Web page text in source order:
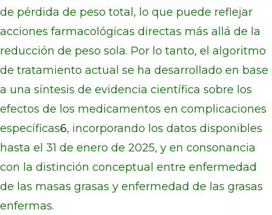
de pérdida de peso total, lo que puede reflejar
acciones farmacológicas directas más allá de la
reducción de peso sola. Por lo tanto, el algoritmo
de tratamiento actual se ha desarrollado en base
a una síntesis de evidencia científica sobre los
efectos de los medicamentos en complicaciones
específicas6, incorporando los datos disponibles
hasta el 31 de enero de 2025, y en consonancia
con la distinción conceptual entre enfermedad
de las masas grasas y enfermedad de las grasas
enfermas.